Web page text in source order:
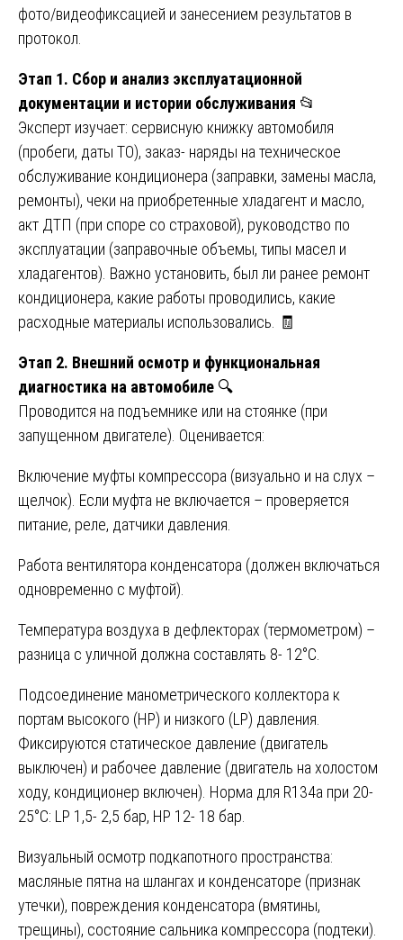
фото/видеофиксацией и занесением результатов в
протокол.
Этап 1. Сбор и анализ эксплуатационной
документации и истории обслуживания 📂
Эксперт изучает: сервисную книжку автомобиля
(пробеги, даты ТО), заказ- наряды на техническое
обслуживание кондиционера (заправки, замены масла,
ремонты), чеки на приобретенные хладагент и масло,
акт ДТП (при споре со страховой), руководство по
эксплуатации (заправочные объемы, типы масел и
хладагентов). Важно установить, был ли ранее ремонт
кондиционера, какие работы проводились, какие
расходные материалы использовались. 🧾
Этап 2. Внешний осмотр и функциональная
диагностика на автомобиле 🔍
Проводится на подъемнике или на стоянке (при
запущенном двигателе). Оценивается:
Включение муфты компрессора (визуально и на слух –
щелчок). Если муфта не включается – проверяется
питание, реле, датчики давления.
Работа вентилятора конденсатора (должен включаться
одновременно с муфтой).
Температура воздуха в дефлекторах (термометром) –
разница с уличной должна составлять 8- 12°C.
Подсоединение манометрического коллектора к
портам высокого (HP) и низкого (LP) давления.
Фиксируются статическое давление (двигатель
выключен) и рабочее давление (двигатель на холостом
ходу, кондиционер включен). Норма для R134a при 20-
25°C: LP 1,5- 2,5 бар, HP 12- 18 бар.
Визуальный осмотр подкапотного пространства:
масляные пятна на шлангах и конденсаторе (признак
утечки), повреждения конденсатора (вмятины,
трещины), состояние сальника компрессора (подтеки).